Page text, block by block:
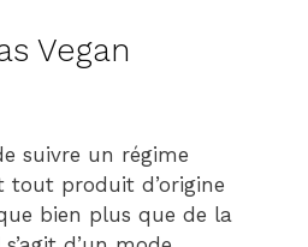
Vegan
suivre un régime
tout produit d’origine
bien plus que de la